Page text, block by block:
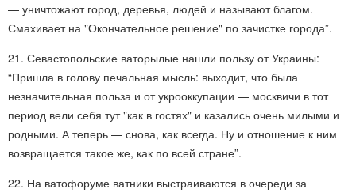
— уничтожают город, деревья, людей и называют благом.
Смахивает на "Окончательное решение" по зачистке города”.
21. Севастопольские ваторылые нашли пользу от Украины:
“Пришла в голову печальная мысль: выходит, что была
незначительная польза и от укрооккупации — москвичи в тот
период вели себя тут "как в гостях" и казались очень милыми и
родными. А теперь — снова, как всегда. Ну и отношение к ним
возвращается такое же, как по всей стране”.
22. На ватофоруме ватники выстраиваются в очереди за